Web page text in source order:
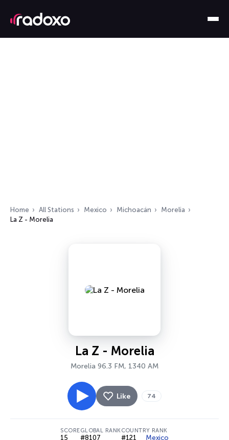
Home All Stations Mexico Michoacán
Morelia
La Z - Morelia
La Z - Morelia
Morelia 96.3 FM, 1340 AM
Like 74
SCORE
15
GLOBAL RANK
#8107
COUNTRY RANK
#121 Mexico